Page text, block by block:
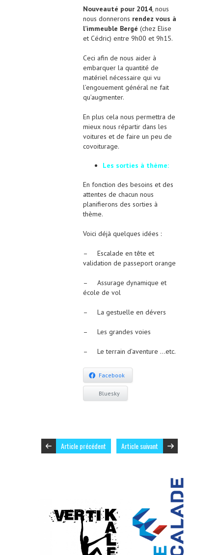
Nouveauté pour 2014, nous
nous donnerons rendez vous à
l’immeuble Bergé (chez Elise
et Cédric) entre 9h00 et 9h15.
Ceci afin de nous aider à
embarquer la quantité de
matériel nécessaire qui vu
l’engouement général ne fait
qu’augmenter.
En plus cela nous permettra de
mieux nous répartir dans les
voitures et de faire un peu de
covoiturage.
Les sorties à thème:
En fonction des besoins et des
attentes de chacun nous
planifierons des sorties à
thème.
Voici déjà quelques idées :
– Escalade en tête et
validation de passeport orange
– Assurage dynamique et
école de vol
– La gestuelle en dévers
– Les grandes voies
– Le terrain d’aventure …etc.
Facebook
Bluesky
Article précédent Article suivant